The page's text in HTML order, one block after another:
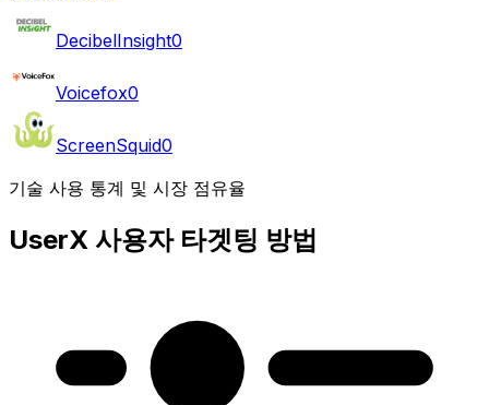
DecibelInsight0
Voicefox0
ScreenSquid0
기술 사용 통계 및 시장 점유율
UserX 사용자 타겟팅 방법